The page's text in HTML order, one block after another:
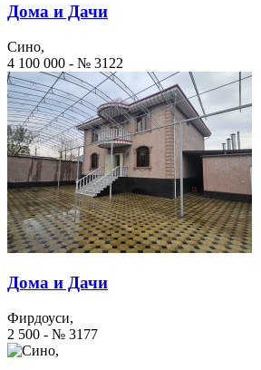
Дома и Дачи
Сино,
4 100 000 - № 3122
Дома и Дачи
Фирдоуси,
2 500 - № 3177